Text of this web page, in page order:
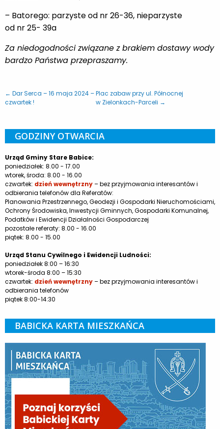
– Batorego: parzyste od nr 26-36, nieparzyste
od nr 25- 39a
Za niedogodności związane z brakiem dostawy wody
bardzo Państwa przepraszamy.
← Dar Serca – 16 maja 2024 –
czwartek !
Plac zabaw przy ul. Północnej
w Zielonkach-Parceli →
GODZINY OTWARCIA
Urząd Gminy Stare Babice:
poniedziałek: 8.00 - 17.00
wtorek, środa: 8.00 - 16.00
czwartek: dzień wewnętrzny– bez przyjmowania interesantów i
odbierania telefonów dla Referatów:
Planowania Przestrzennego, Geodezji i Gospodarki Nieruchomościami,
Ochrony Środowiska, Inwestycji Gminnych, Gospodarki Komunalnej,
Podatków i Ewidencji Działalności Gospodarczej
pozostałe referaty: 8.00 - 16.00
piątek: 8.00 - 15.00
Urząd Stanu Cywilnego i Ewidencji Ludności:
poniedziałek 8:00 – 16:30
wtorek-środa 8:00 – 15:30
czwartek: dzień wewnętrzny– bez przyjmowania interesantów i
odbierania telefonów
piątek 8:00-14:30
BABICKA KARTA MIESZKAŃCA